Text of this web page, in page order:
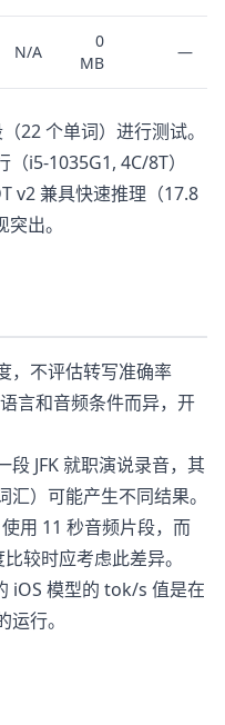
N/A
0
MB
—
22 个单词）进行测试。
i5-1035G1, 4C/8T）
v2 兼具快速推理（17.8
出。
，不评估转写准确率
言和音频条件而异，开
段 JFK 就职演说录音，其
）可能产生不同结果。
用 11 秒音频片段，而
较时应考虑此差异。
iOS 模型的 tok/s 值是在
行。